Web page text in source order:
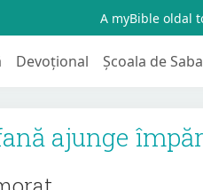
A myBible oldal
Devoțional Școala de
ajunge